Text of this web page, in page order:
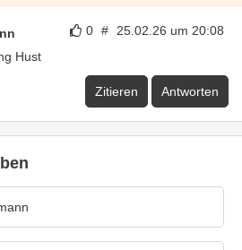
0 # 25.02.26 um 20:08
Hust
Zitieren Antworten